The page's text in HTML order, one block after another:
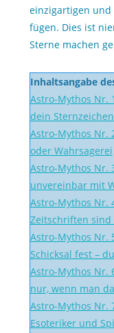
einzigartigen
fügen. Dies ist
Sterne machen
Inhaltsangabe
Astro-Mythos Nr.
dein
Astro-Mythos Nr.
oder Wahrsagerei
Astro-Mythos Nr.
unvereinbar mit
Astro-Mythos Nr.
Zeitschriften sind
Astro-Mythos Nr.
Schicksal fest –
Astro-Mythos Nr.
nur, wenn man
Astro-Mythos Nr.
Esoteriker und